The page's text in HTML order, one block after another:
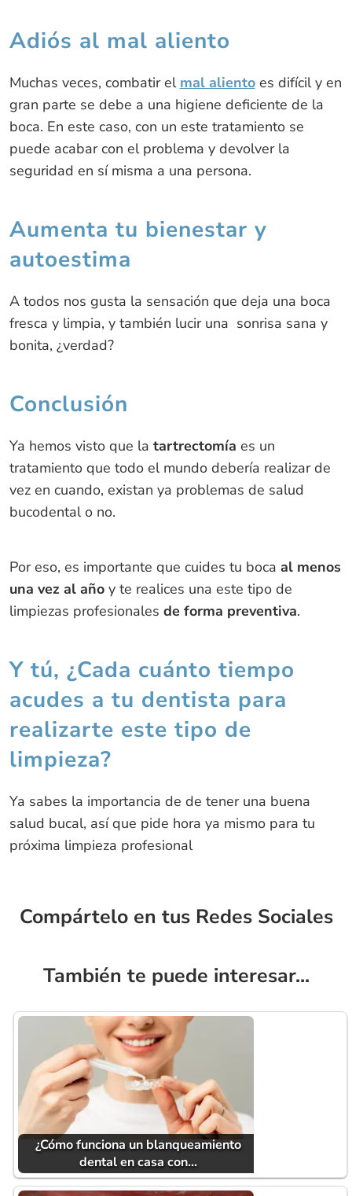
Adiós al mal aliento
Muchas veces, combatir el mal alientoes difícil y en
gran parte se debe a una higiene deficiente de la
boca. En este caso, con un este tratamiento se
puede acabar con el problema y devolver la
seguridad en sí misma a una persona.
Aumenta tu bienestar y
autoestima
A todos nos gusta la sensación que deja una boca
fresca y limpia, y también lucir una sonrisa sana y
bonita, ¿verdad?
Conclusión
Ya hemos visto que la tartrectomía es un
tratamiento que todo el mundo debería realizar de
vez en cuando, existan ya problemas de salud
bucodental o no.
Por eso, es importante que cuides tu boca al menos
una vez al año y te realices una este tipo de
limpiezas profesionales de forma preventiva.
Y tú, ¿Cada cuánto tiempo
acudes a tu dentista para
realizarte este tipo de
limpieza?
Ya sabes la importancia de de tener una buena
salud bucal, así que pide hora ya mismo para tu
próxima limpieza profesional
Compártelo en tus Redes Sociales
También te puede interesar...
¿Cómo funciona un blanqueamiento
dental en casa con…